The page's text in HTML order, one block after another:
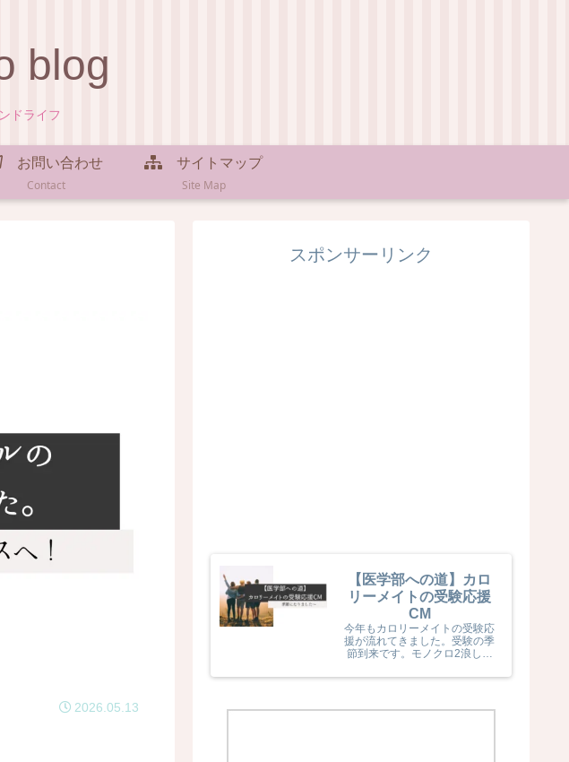
blog
ドライフ
お問い合わせ
Contact
サイトマップ
Site Map
2026.05.13
スポンサーリンク
【医学部への道】カロ
リーメイトの受験応援
CM
今年もカロリーメイトの受験応
援が流れてきました。受験の季
節到来です。モノクロ2浪した
カロリーメイトの受験応援を見